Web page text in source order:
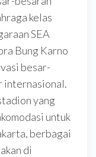
kelas
SEA
Bung Karno
besar-
internasional.
yang
untuk
berbagai
di